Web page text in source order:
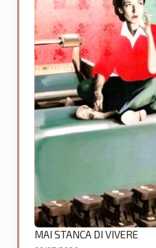
MAI STANCA DI VIVERE